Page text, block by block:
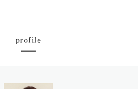
profile